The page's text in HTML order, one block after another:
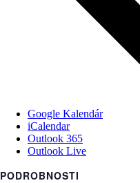
Google Kalendár
iCalendar
Outlook 365
Outlook Live
PODROBNOSTI